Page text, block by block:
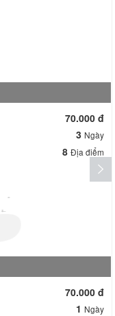
70.000 đ
3 Ngày
8 Địa điểm
70.000 đ
1 Ngày